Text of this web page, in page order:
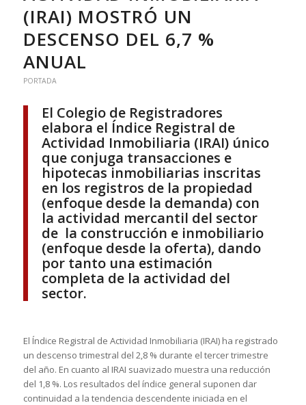
(IRAI) MOSTRÓ UN
DESCENSO DEL 6,7 %
ANUAL
PORTADA
El Colegio de Registradores
elabora el Índice Registral de
Actividad Inmobiliaria (IRAI) único
que conjuga transacciones e
hipotecas inmobiliarias inscritas
en los registros de la propiedad
(enfoque desde la demanda) con
la actividad mercantil del sector
de la construcción e inmobiliario
(enfoque desde la oferta), dando
por tanto una estimación
completa de la actividad del
sector.
El Índice Registral de Actividad Inmobiliaria (IRAI) ha registrado
un descenso trimestral del 2,8 % durante el tercer trimestre
del año. En cuanto al IRAI suavizado muestra una reducción
del 1,8 %. Los resultados del índice general suponen dar
continuidad a la tendencia descendente iniciada en el